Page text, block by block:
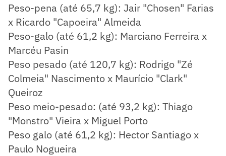
Peso-pena (até 65,7 kg): Jair "Chosen" Farias
x Ricardo "Capoeira" Almeida
Peso-galo (até 61,2 kg): Marciano Ferreira x
Marcéu Pasin
Peso pesado (até 120,7 kg): Rodrigo "Zé
Colmeia" Nascimento x Maurício "Clark"
Queiroz
Peso meio-pesado: (até 93,2 kg): Thiago
"Monstro" Vieira x Miguel Porto
Peso galo (até 61,2 kg): Hector Santiago x
Paulo Nogueira